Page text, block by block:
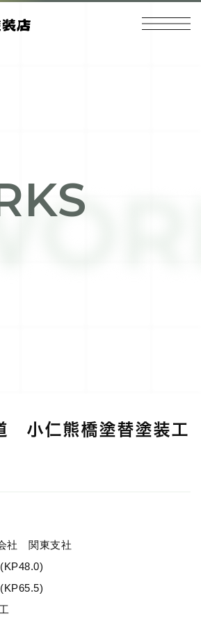
小仁熊橋塗替塗装工
社 関東支社